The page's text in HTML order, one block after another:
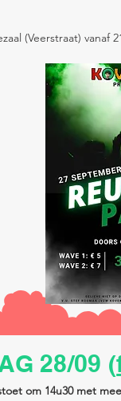
(Veerstraat) vanaf
28/09 (
om 14u30 met